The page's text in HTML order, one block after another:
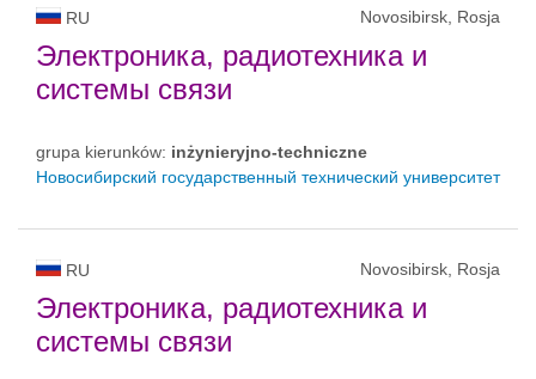
RU Novosibirsk, Rosja
Электроника, радиотехника и
системы связи
grupa kierunków: inżynieryjno-techniczne
Новосибирский государственный технический университет
RU Novosibirsk, Rosja
Электроника, радиотехника и
системы связи